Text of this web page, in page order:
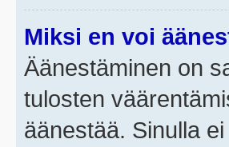
Miksi en voi
Äänestäminen on
tulosten
äänestää. Sinulla